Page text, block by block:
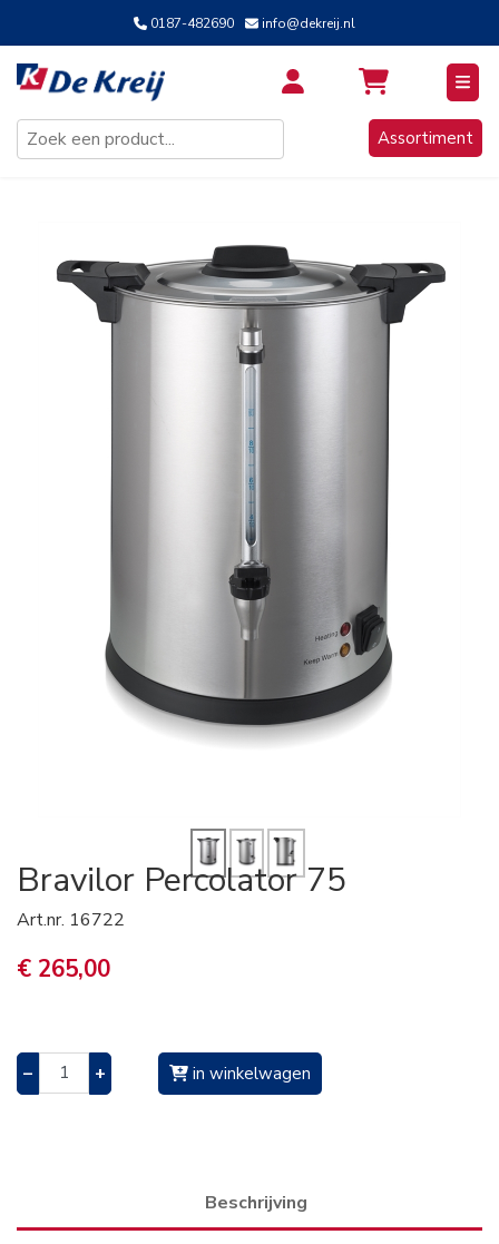
0187-482690 info@dekreij.nl
Inloggen / Aanmelden
Assortiment
Bravilor Percolator 75
Art.nr. 16722
€ 265,00
– + in winkelwagen
Beschrijving